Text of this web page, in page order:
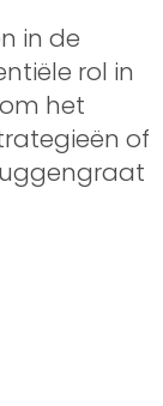
in de
rol in
het
of